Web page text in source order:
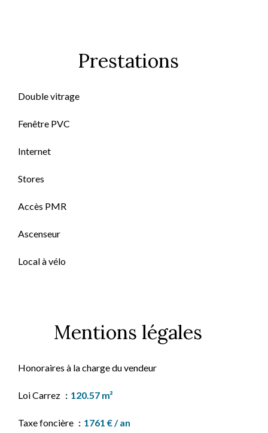
Prestations
Double vitrage
Fenêtre PVC
Internet
Stores
Accès PMR
Ascenseur
Local à vélo
Mentions légales
Honoraires à la charge du vendeur
Loi Carrez 120.57 m²
Taxe foncière 1761 € / an